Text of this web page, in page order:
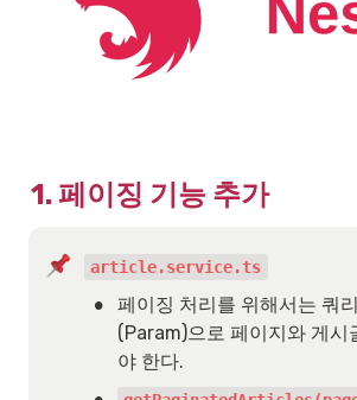
1. 페이징 기능 추가
article.service.ts
•
페이징 처리를 위해서는 쿼
(Param)으로 페이지와 게시
야 한다.